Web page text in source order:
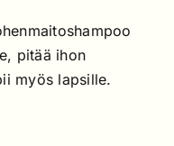
pitää ihon
myös lapsille.